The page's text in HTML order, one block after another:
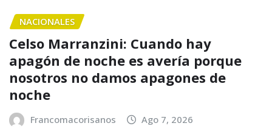
NACIONALES
Celso Marranzini: Cuando hay
apagón de noche es avería porque
nosotros no damos apagones de
noche
Francomacorisanos Ago 7, 2026